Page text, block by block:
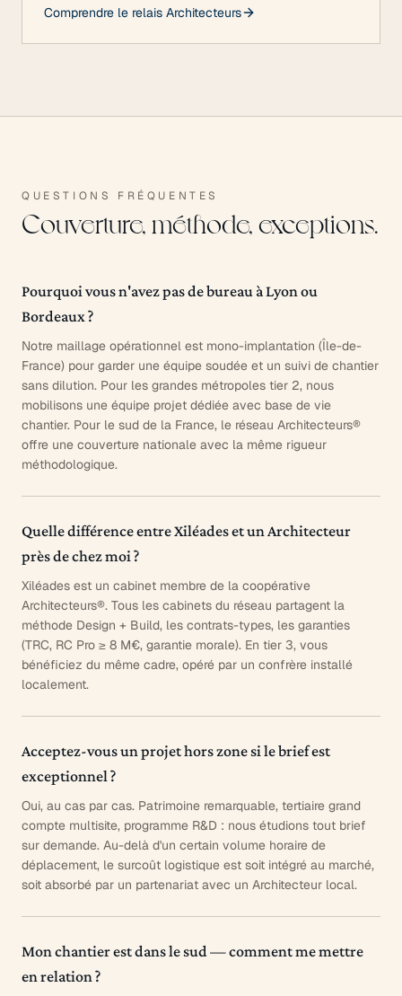
Comprendre le relais Architecteurs
QUESTIONS FRÉQUENTES
Couverture, méthode, exceptions.
Pourquoi vous n'avez pas de bureau à Lyon ou
Bordeaux ?
Notre maillage opérationnel est mono-implantation (Île-de-
France) pour garder une équipe soudée et un suivi de chantier
sans dilution. Pour les grandes métropoles tier 2, nous
mobilisons une équipe projet dédiée avec base de vie
chantier. Pour le sud de la France, le réseau Architecteurs®
offre une couverture nationale avec la même rigueur
méthodologique.
Quelle différence entre Xiléades et un Architecteur
près de chez moi ?
Xiléades est un cabinet membre de la coopérative
Architecteurs®. Tous les cabinets du réseau partagent la
méthode Design + Build, les contrats-types, les garanties
(TRC, RC Pro ≥ 8 M€, garantie morale). En tier 3, vous
bénéficiez du même cadre, opéré par un confrère installé
localement.
Acceptez-vous un projet hors zone si le brief est
exceptionnel ?
Oui, au cas par cas. Patrimoine remarquable, tertiaire grand
compte multisite, programme R&D : nous étudions tout brief
sur demande. Au-delà d'un certain volume horaire de
déplacement, le surcoût logistique est soit intégré au marché,
soit absorbé par un partenariat avec un Architecteur local.
Mon chantier est dans le sud — comment me mettre
en relation ?